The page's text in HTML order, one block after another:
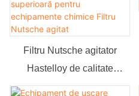
Filtru Nutsche agitator
Hastelloy de calitate
superioară pentru